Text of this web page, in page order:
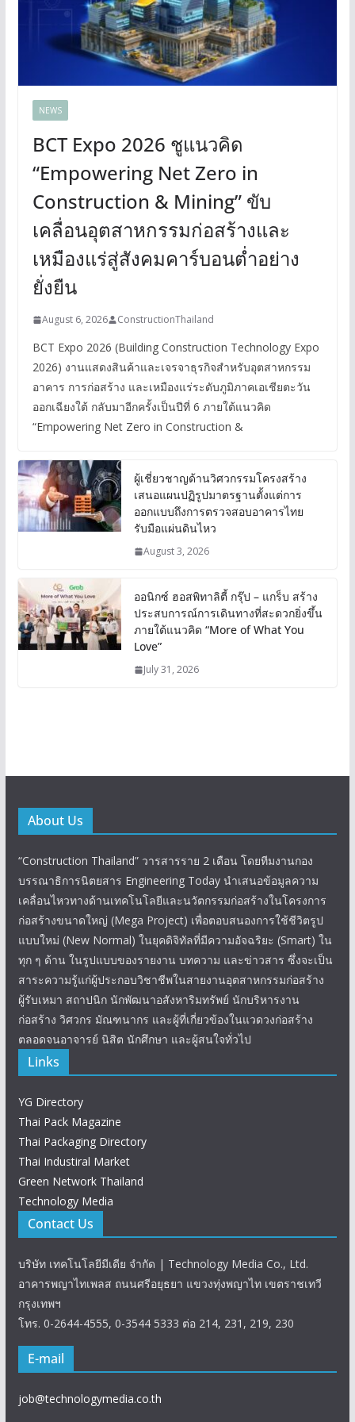
NEWS
BCT Expo 2026 ชูแนวคิด
“Empowering Net Zero in
Construction & Mining” ขับ
เคลื่อนอุตสาหกรรมก่อสร้างและ
เหมืองแร่สู่สังคมคาร์บอนต่ำอย่าง
ยั่งยืน
August 6, 2026 ConstructionThailand
BCT Expo 2026 (Building Construction Technology Expo
2026) งานแสดงสินค้าและเจรจาธุรกิจสำหรับอุตสาหกรรม
อาคาร การก่อสร้าง และเหมืองแร่ระดับภูมิภาคเอเชียตะวัน
ออกเฉียงใต้ กลับมาอีกครั้งเป็นปีที่ 6 ภายใต้แนวคิด
“Empowering Net Zero in Construction &
ผู้เชี่ยวชาญด้านวิศวกรรมโครงสร้าง
เสนอแผนปฏิรูปมาตรฐานตั้งแต่การ
ออกแบบถึงการตรวจสอบอาคารไทย
รับมือแผ่นดินไหว
August 3, 2026
ออนิกซ์ ฮอสพิทาลิตี้ กรุ๊ป – แกร็บ สร้าง
ประสบการณ์การเดินทางที่สะดวกยิ่งขึ้น
ภายใต้แนวคิด “More of What You
Love”
July 31, 2026
About Us
“Construction Thailand” วารสารราย 2 เดือน โดยทีมงานกอง
บรรณาธิการนิตยสาร Engineering Today นำเสนอข้อมูลความ
เคลื่อนไหวทางด้านเทคโนโลยีและนวัตกรรมก่อสร้างในโครงการ
ก่อสร้างขนาดใหญ่ (Mega Project) เพื่อตอบสนองการใช้ชีวิตรูป
แบบใหม่ (New Normal) ในยุคดิจิทัลที่มีความอัจฉริยะ (Smart) ใน
ทุก ๆ ด้าน ในรูปแบบของรายงาน บทความ และข่าวสาร ซึ่งจะเป็น
สาระความรู้แก่ผู้ประกอบวิชาชีพในสายงานอุตสาหกรรมก่อสร้าง
ผู้รับเหมา สถาปนิก นักพัฒนาอสังหาริมทรัพย์ นักบริหารงาน
ก่อสร้าง วิศวกร มัณฑนากร และผู้ที่เกี่ยวข้องในแวดวงก่อสร้าง
ตลอดจนอาจารย์ นิสิต นักศึกษา และผู้สนใจทั่วไป
Links
YG Directory
Thai Pack Magazine
Thai Packaging Directory
Thai Industiral Market
Green Network Thailand
Technology Media
Contact Us
บริษัท เทคโนโลยีมีเดีย จำกัด | Technology Media Co., Ltd.
อาคารพญาไทเพลส ถนนศรีอยุธยา แขวงทุ่งพญาไท เขตราชเทวี
กรุงเทพฯ
โทร. 0-2644-4555, 0-3544 5333 ต่อ 214, 231, 219, 230
E-mail
job@technologymedia.co.th